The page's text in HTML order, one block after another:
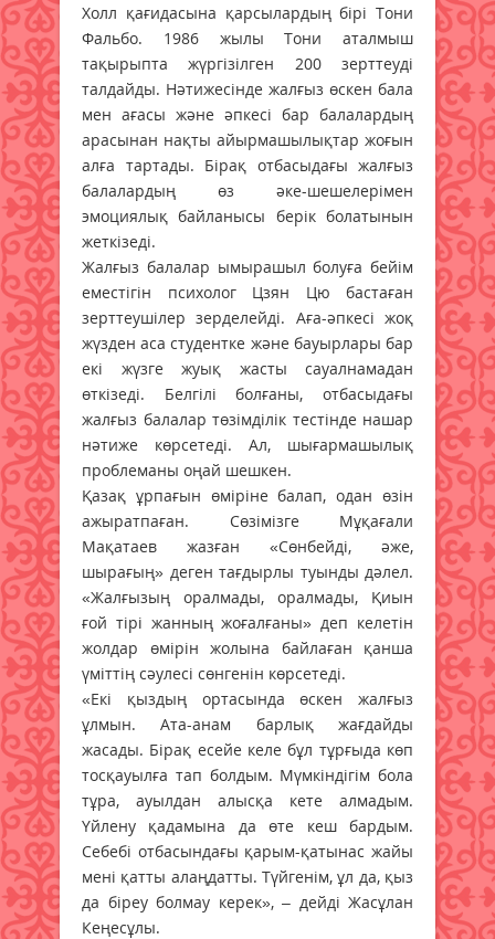
Холл қағидасына қарсылардың бірі Тони
Фальбо. 1986 жылы Тони аталмыш
тақырыпта жүргізілген 200 зерттеуді
талдайды. Нәтижесінде жалғыз өскен бала
мен ағасы және әпкесі бар балалардың
арасынан нақты айырмашылықтар жоғын
алға тартады. Бірақ отбасыдағы жалғыз
балалардың өз әке-шешелерімен
эмоциялық байланысы берік болатынын
жеткізеді.
Жалғыз балалар ымырашыл болуға бейім
еместігін психолог Цзян Цю бастаған
зерттеушілер зерделейді. Аға-әпкесі жоқ
жүзден аса студентке және бауырлары бар
екі жүзге жуық жасты сауалнамадан
өткізеді. Белгілі болғаны, отбасыдағы
жалғыз балалар төзімділік тестінде нашар
нәтиже көрсетеді. Ал, шығармашылық
проблеманы оңай шешкен.
Қазақ ұрпағын өміріне балап, одан өзін
ажыратпаған. Сөзімізге Мұқағали
Мақатаев жазған «Сөнбейді, әже,
шырағың» деген тағдырлы туынды дәлел.
«Жалғызың оралмады, оралмады, Қиын
ғой тірі жанның жоғалғаны» деп келетін
жолдар өмірін жолына байлаған қанша
үміттің сәулесі сөнгенін көрсетеді.
«Екі қыздың ортасында өскен жалғыз
ұлмын. Ата-анам барлық жағдайды
жасады. Бірақ есейе келе бұл тұрғыда көп
тосқауылға тап болдым. Мүмкіндігім бола
тұра, ауылдан алысқа кете алмадым.
Үйлену қадамына да өте кеш бардым.
Себебі отбасындағы қарым-қатынас жайы
мені қатты алаңдатты. Түйгенім, ұл да, қыз
да біреу болмау керек», – дейді Жасұлан
Кеңесұлы.